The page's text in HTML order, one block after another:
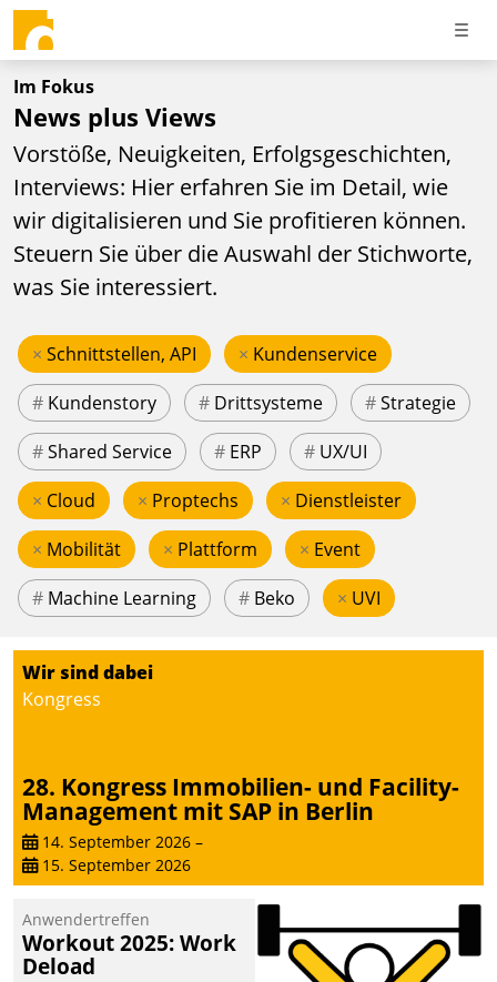
Im Fokus
News plus Views
Vorstöße, Neuigkeiten, Erfolgsgeschichten,
Interviews: Hier erfahren Sie im Detail, wie
wir digitalisieren und Sie profitieren können.
Steuern Sie über die Auswahl der Stichworte,
was Sie interessiert.
× Schnittstellen, API × Kundenservice
# Kundenstory # Drittsysteme #Strategie
#Shared Service # ERP # UX/UI
× Cloud × Proptechs × Dienstleister
× Mobilität × Plattform × Event
# Machine Learning # Beko × UVI
Wir sind dabei
Kongress
28. Kongress Immobilien- und Facility-
Management mit SAP in Berlin
14. September 2026 –
15. September 2026
Anwendertreffen
Workout 2025: Work
Deload